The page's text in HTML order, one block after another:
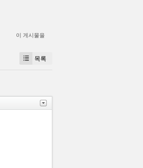
이 게시물을
목록